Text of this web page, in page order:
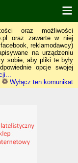
oraz możliwości
oraz zawarte w niej
reklamodawcy)
na urządzeniu
sobie, aby pliki te były
opcje swojej
Wyłącz ten komunikat